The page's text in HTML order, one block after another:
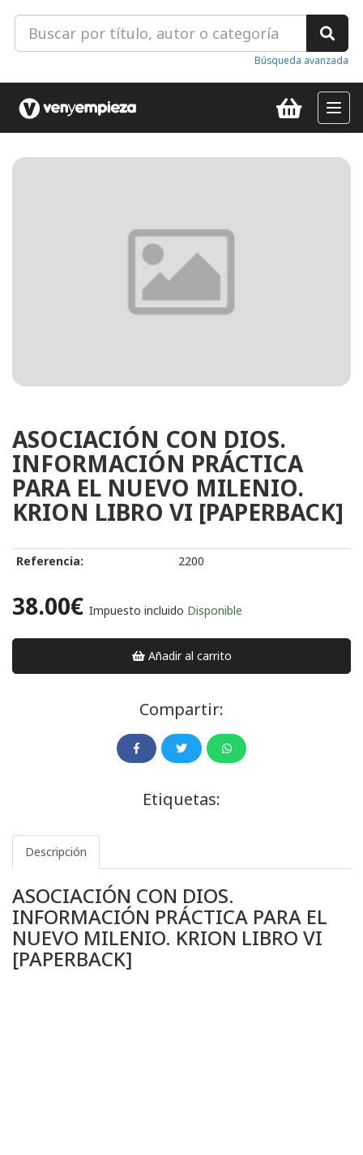
Búsqueda avanzada
ASOCIACIÓN CON DIOS.
INFORMACIÓN PRÁCTICA
PARA EL NUEVO MILENIO.
KRION LIBRO VI [PAPERBACK]
Referencia: 2200
38.00€ Impuesto incluido Disponible
Añadir al carrito
Compartir:
Etiquetas:
Descripción
ASOCIACIÓN CON DIOS.
INFORMACIÓN PRÁCTICA PARA EL
NUEVO MILENIO. KRION LIBRO VI
[PAPERBACK]